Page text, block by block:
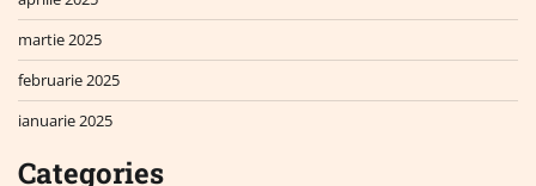
martie 2025
februarie 2025
ianuarie 2025
Categories